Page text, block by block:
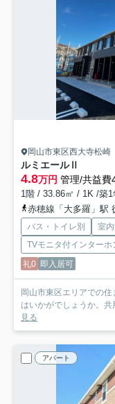
岡山市東区西大寺松崎
ルミエールⅡ
4.8万円 管理/共益費
1階 / 33.86㎡ / 1K /築1
赤穂線「大多羅」駅
バス・トイレ別 室
TVモニタ付インターホ
礼0 即入居可
岡山市東区エリアでの
はいかがでしょうか。
見る
アパート